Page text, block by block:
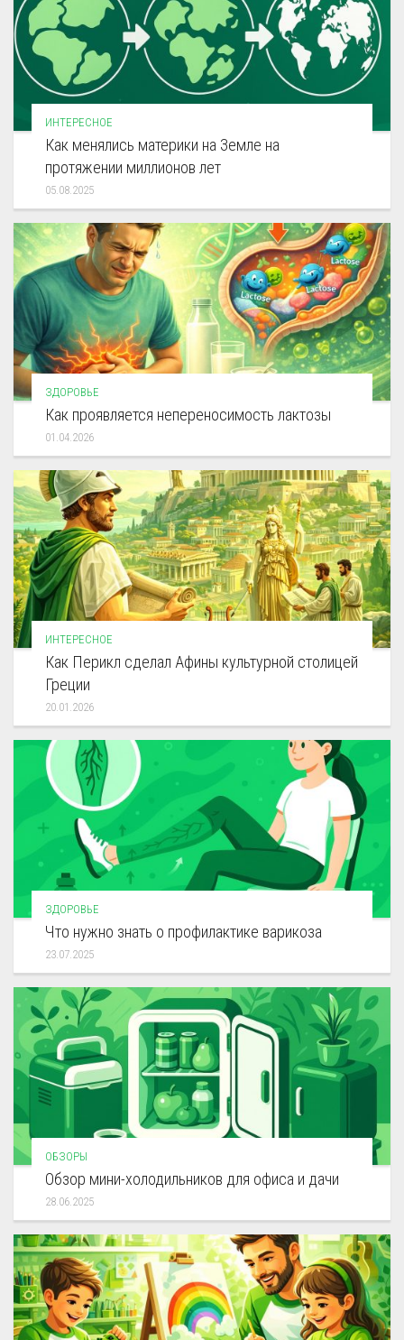
ИНТЕРЕСНОЕ
Как менялись материки на Земле на
протяжении миллионов лет
05.08.2025
ЗДОРОВЬЕ
Как проявляется непереносимость лактозы
01.04.2026
ИНТЕРЕСНОЕ
Как Перикл сделал Афины культурной столицей
Греции
20.01.2026
ЗДОРОВЬЕ
Что нужно знать о профилактике варикоза
23.07.2025
ОБЗОРЫ
Обзор мини-холодильников для офиса и дачи
28.06.2025